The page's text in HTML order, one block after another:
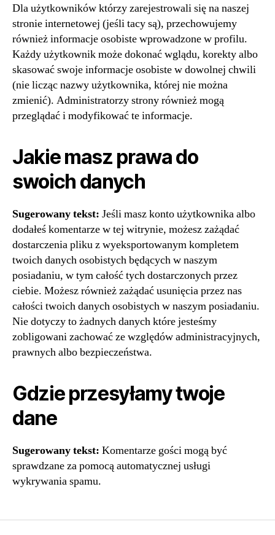
Dla użytkowników którzy zarejestrowali się na naszej
stronie internetowej (jeśli tacy są), przechowujemy
również informacje osobiste wprowadzone w profilu.
Każdy użytkownik może dokonać wglądu, korekty albo
skasować swoje informacje osobiste w dowolnej chwili
(nie licząc nazwy użytkownika, której nie można
zmienić). Administratorzy strony również mogą
przeglądać i modyfikować te informacje.
Jakie masz prawa do
swoich danych
Sugerowany tekst: Jeśli masz konto użytkownika albo
dodałeś komentarze w tej witrynie, możesz zażądać
dostarczenia pliku z wyeksportowanym kompletem
twoich danych osobistych będących w naszym
posiadaniu, w tym całość tych dostarczonych przez
ciebie. Możesz również zażądać usunięcia przez nas
całości twoich danych osobistych w naszym posiadaniu.
Nie dotyczy to żadnych danych które jesteśmy
zobligowani zachować ze względów administracyjnych,
prawnych albo bezpieczeństwa.
Gdzie przesyłamy twoje
dane
Sugerowany tekst: Komentarze gości mogą być
sprawdzane za pomocą automatycznej usługi
wykrywania spamu.